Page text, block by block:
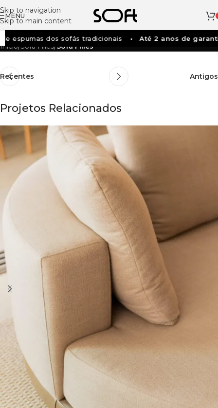
Skip to navigation
Skip to main content
MENU
espumas dos sofás tradicionais Até 2 anos de
Início/Sofá Filles/Sofá Filles
Recentes Antigos
Projetos Relacionados